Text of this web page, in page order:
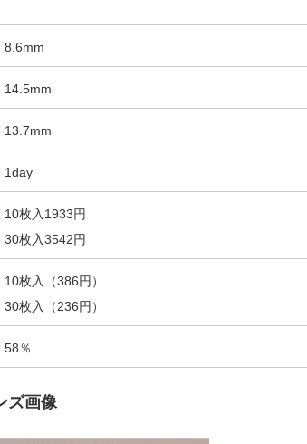
8.6mm
14.5mm
13.7mm
1day
10枚入1933円
30枚入3542円
10枚入（386円）
30枚入（236円）
58％
ズ画像